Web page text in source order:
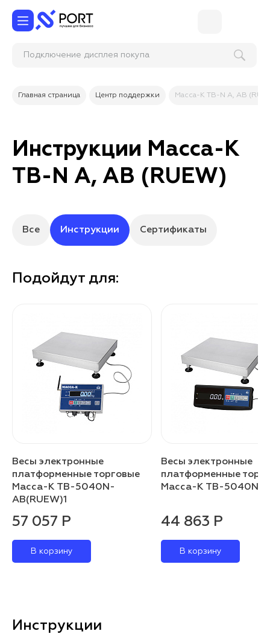
Подключение дисплея покупател
Главная страница Центр поддержки Масса-К TB-N A, AB
Инструкции Масса-К
TB-N A, AB (RUEW)
Все Инструкции Сертификаты
Подойдут для:
Весы электронные
платформенные торговые
Масса-К TB-5040N-
AB(RUEW)1
57 057 Р
В корзину
Весы электронные
платформенные
Масса-К TB-5040N-
44 863 Р
В корзину
Инструкции